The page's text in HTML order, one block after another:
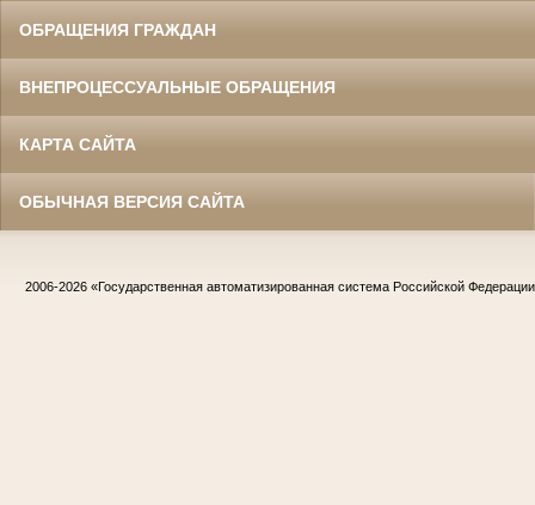
ОБРАЩЕНИЯ ГРАЖДАН
ВНЕПРОЦЕССУАЛЬНЫЕ ОБРАЩЕНИЯ
КАРТА САЙТА
ОБЫЧНАЯ ВЕРСИЯ САЙТА
2006-2026 «Государственная автоматизированная система Российской